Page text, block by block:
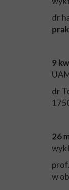
dr
9
dr
26
w